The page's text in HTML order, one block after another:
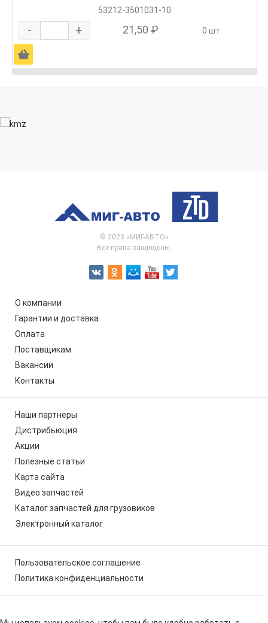
53212-3501031-10
- + 21,50 ₽ 0 шт.
Ä
© 2023 «МИГ-АВТО»
Все права защищены.
О компании
Гарантии и доставка
Оплата
Поставщикам
Вакансии
Контакты
Наши партнеры
Дистрибьюция
Акции
Полезные статьи
Карта сайта
Видео запчастей
Каталог запчастей для грузовиков
Электронный каталог
Пользовательское соглашение
Политика конфиденциальности